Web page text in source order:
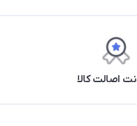
اصالت کالا